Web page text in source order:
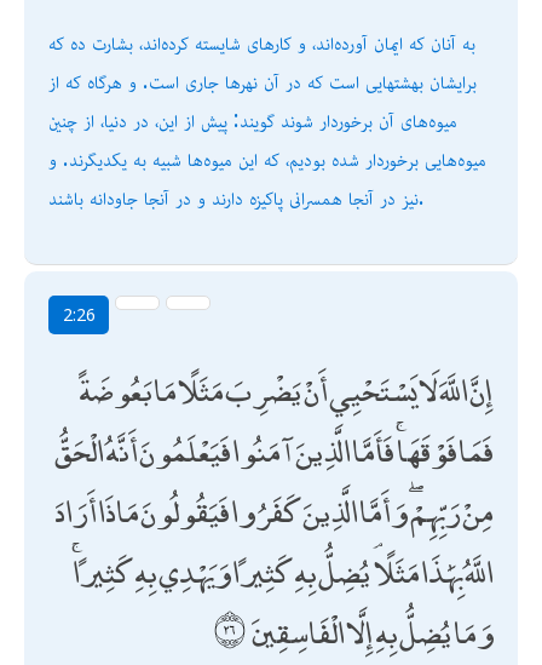
به آنان كه ايمان آورده‌اند، و كارهاى شايسته كرده‌اند، بشارت ده كه
برايشان بهشتهايى است كه در آن نهرها جارى است. و هرگاه كه از
ميوه‌هاى آن برخوردار شوند گويند: پيش از اين، در دنيا، از چنين
ميوه‌هايى برخوردار شده بوديم، كه اين ميوه‌ها شبيه به يكديگرند. و
نيز در آنجا همسرانى پاكيزه دارند و در آنجا جاودانه باشند.
2:26
إِنَّ اللَّهَ لَا يَسْتَحْيِي أَنْ يَضْرِبَ مَثَلًا مَا بَعُوضَةً
فَمَا فَوْقَهَا ۚ فَأَمَّا الَّذِينَ آمَنُوا فَيَعْلَمُونَ أَنَّهُ الْحَقُّ
مِنْ رَبِّهِمْ ۖ وَأَمَّا الَّذِينَ كَفَرُوا فَيَقُولُونَ مَاذَا أَرَادَ
اللَّهُ بِهَٰذَا مَثَلًا ۘ يُضِلُّ بِهِ كَثِيرًا وَيَهْدِي بِهِ كَثِيرًا ۚ
وَمَا يُضِلُّ بِهِ إِلَّا الْفَاسِقِينَ